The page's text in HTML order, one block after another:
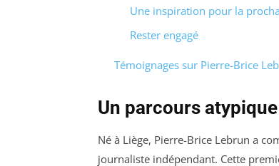
Une inspiration pour la
Rester engagé
Témoignages sur Pierre-Brice
Un parcours
Né à Liège, Pierre-Brice Lebrun a
journaliste indépendant. Cette